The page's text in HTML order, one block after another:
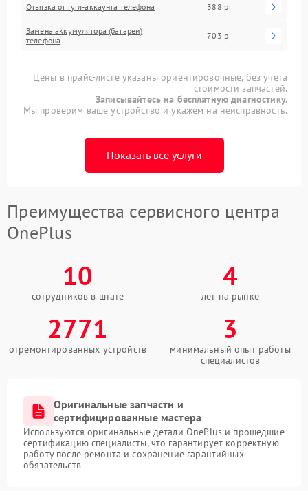
Отвязка от гугл-аккаунта телефона 388 р
Замена аккумулятора (батареи)
телефона
703 р
Цены в прайс-листе указаны ориентировочные, без учета
стоимости запчастей.
Записывайтесь на бесплатную диагностику.
Мы проверим ваше устройство и укажем на неисправность.
Показать все услуги
Преимущества сервисного центра
OnePlus
10
сотрудников в штате
4
лет на рынке
2771
отремонтированных устройств
3
минимальный опыт работы
специалистов
Оригинальные запчасти и
сертифицированные мастера
Используются оригинальные детали OnePlus и прошедшие
сертификацию специалисты, что гарантирует корректную
работу после ремонта и сохранение гарантийных
обязательств